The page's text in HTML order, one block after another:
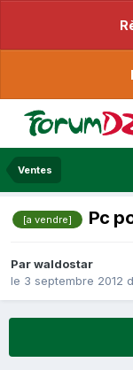
Ventes
[a vendre] Pc
Parwaldostar
le 3 septembre 2012